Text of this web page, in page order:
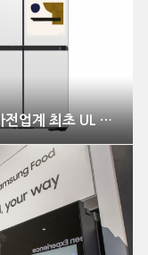
삼성전자 패밀리허브 냉장고, 글로벌 가전업계 최초 UL 솔루션즈 최고 보안등급 ‘다이아몬드’ 획득